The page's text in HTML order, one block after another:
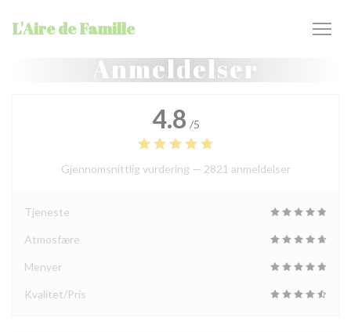
L'Aire de Famille
Anmeldelser
4.8 /5
Gjennomsnittlig vurdering — 2821 anmeldelser
Tjeneste
Atmosfære
Menyer
Kvalitet/Pris